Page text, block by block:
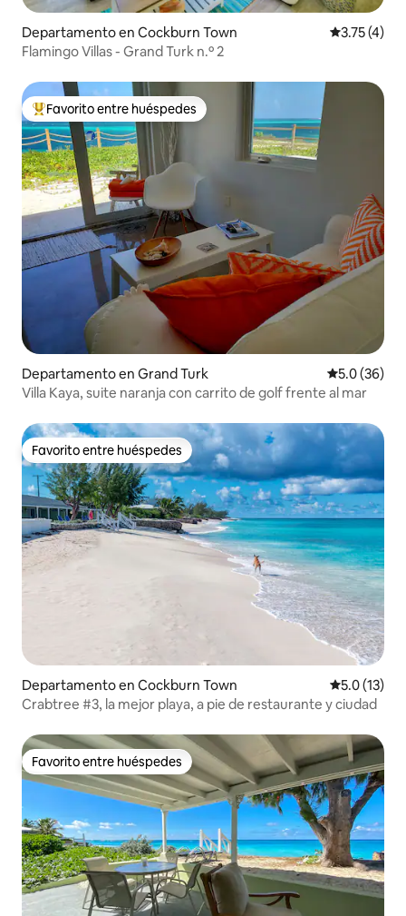
Departamento en Cockburn Town Calificación
3.75 (4)
Flamingo Villas - Grand Turk n.º 2
De los mejores en Favorito entre huéspedes
Favorito entre huéspedes
Departamento en Grand Turk Calificación
5.0 (36)
Villa Kaya, suite naranja con carrito de golf frente al mar
Favorito entre huéspedes
Favorito entre huéspedes
Departamento en Cockburn Town Calificación
5.0 (13)
Crabtree #3, la mejor playa, a pie de restaurante y ciudad
Favorito entre huéspedes
Favorito entre huéspedes